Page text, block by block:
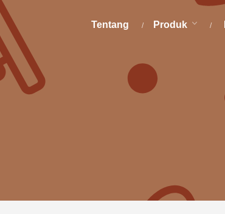
Tentang Produk